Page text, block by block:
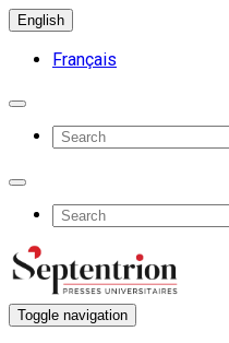
English
Français
Toggle navigation